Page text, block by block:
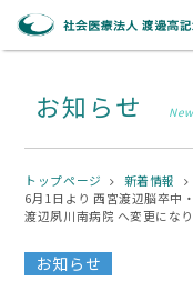
お知らせ
トップページ 新着情報
6月1日より 西宮渡辺脳卒中
渡辺夙川南病院 へ変更になり
お知らせ